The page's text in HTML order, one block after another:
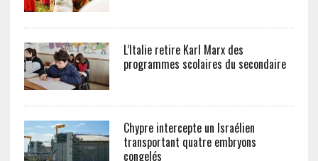
L’Italie retire Karl Marx des
programmes scolaires du secondaire
Chypre intercepte un Israélien
transportant quatre embryons
congelés